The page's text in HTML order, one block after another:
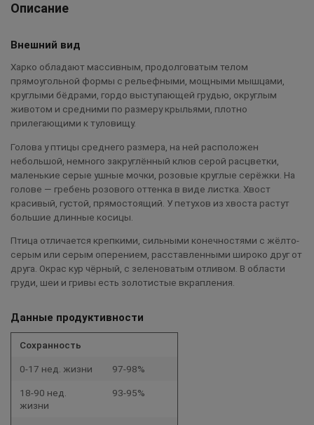
Описание
Внешний вид
Харко обладают массивным, продолговатым телом
прямоугольной формы с рельефными, мощными мышцами,
круглыми бёдрами, гордо выступающей грудью, округлым
животом и средними по размеру крыльями, плотно
прилегающими к туловищу.
Голова у птицы среднего размера, на ней расположен
небольшой, немного закруглённый клюв серой расцветки,
маленькие серые ушные мочки, розовые круглые серёжки. На
голове — гребень розового оттенка в виде листка. Хвост
красивый, густой, прямостоящий. У петухов из хвоста растут
большие длинные косицы.
Птица отличается крепкими, сильными конечностями с жёлто-
серым или серым оперением, расставленными широко друг от
друга. Окрас кур чёрный, с зеленоватым отливом. В области
груди, шеи и гривы есть золотистые вкрапления.
Данные продуктивности
Сохранность
0-17 нед. жизни 97-98%
18-90 нед.
жизни
93-95%